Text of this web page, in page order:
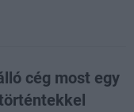
cég most egy